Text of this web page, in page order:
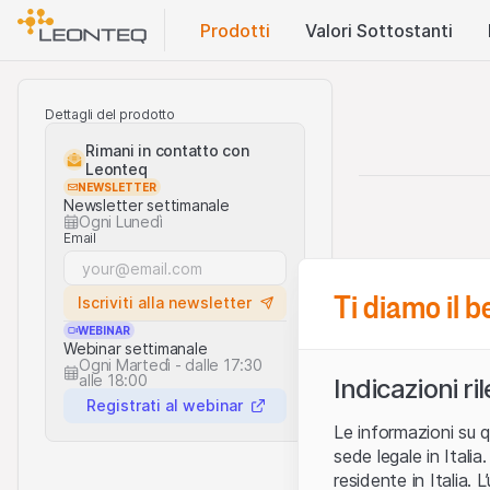
Prodotti Valori Sottostanti
Dettagli del prodotto
Rimani in contatto con
Leonteq
NEWSLETTER
Newsletter settimanale
Ogni Lunedì
Email
Iscriviti alla newsletter
WEBINAR
Webinar settimanale
Ogni Martedì - dalle 17:30
alle 18:00
Registrati al webinar
Ti diamo il
Indicazioni
Le informazioni su
sede legale in
residente in Italia.